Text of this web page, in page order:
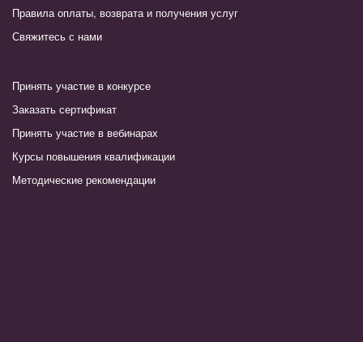
Правила оплаты, возврата и получения услуг
Свяжитесь с нами
Принять участие в конкурсе
Заказать сертификат
Принять участие в вебинарах
Курсы повышения квалификации
Методические рекомендации